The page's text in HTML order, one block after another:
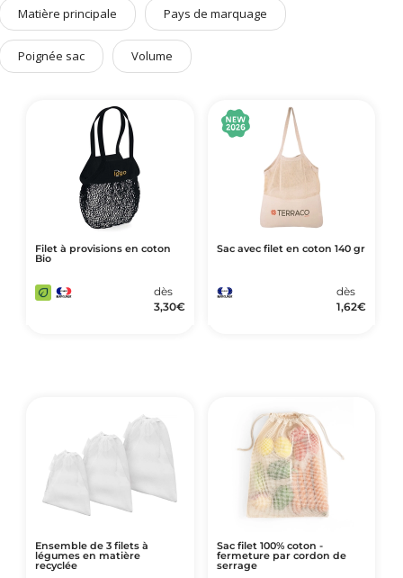
Art de Vivre à la Française
Plantes et Graines
Bien être & Sécurité
Sports, loisirs & jouets
Accessoires Auto & Vélo
PLV & Mobiliers Pub
Packaging sur-mesure
Temps Forts de l'Année
Evénement Entreprise
Matière principale Pays de marquage
Poignée sac Volume
Filet à provisions en coton
Bio
dès
3,30€
Sac avec filet en coton 140 gr
dès
1,62€
Ensemble de 3 filets à
légumes en matière
recyclée
Sac filet 100% coton -
fermeture par cordon de
serrage